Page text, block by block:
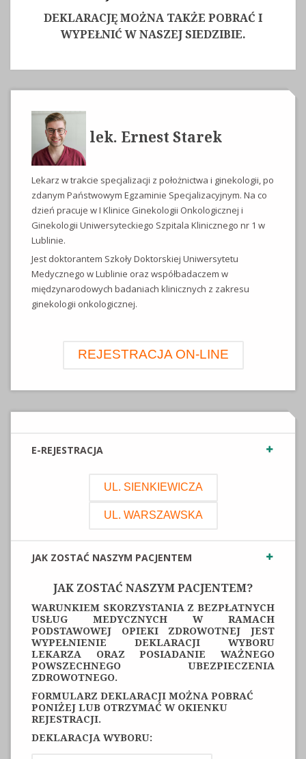
DEKLARACJĘ MOŻNA TAKŻE POBRAĆ I
WYPEŁNIĆ W NASZEJ SIEDZIBIE.
lek. Ernest Starek
Lekarz w trakcie specjalizacji z położnictwa i ginekologii, po
zdanym Państwowym Egzaminie Specjalizacyjnym. Na co
dzień pracuje w I Klinice Ginekologii Onkologicznej i
Ginekologii Uniwersyteckiego Szpitala Klinicznego nr 1 w
Lublinie.
Jest doktorantem Szkoły Doktorskiej Uniwersytetu
Medycznego w Lublinie oraz współbadaczem w
międzynarodowych badaniach klinicznych z zakresu
ginekologii onkologicznej.
REJESTRACJA ON-LINE
E-REJESTRACJA
UL. SIENKIEWICZA
UL. WARSZAWSKA
JAK ZOSTAĆ NASZYM PACJENTEM
JAK ZOSTAĆ NASZYM PACJENTEM?
WARUNKIEM SKORZYSTANIA Z BEZPŁATNYCH
USŁUG MEDYCZNYCH W RAMACH
PODSTAWOWEJ OPIEKI ZDROWOTNEJ JEST
WYPEŁNIENIE DEKLARACJI WYBORU
LEKARZA ORAZ POSIADANIE WAŻNEGO
POWSZECHNEGO UBEZPIECZENIA
ZDROWOTNEGO.
FORMULARZ DEKLARACJI MOŻNA POBRAĆ
PONIŻEJ LUB OTRZYMAĆ W OKIENKU
REJESTRACJI.
DEKLARACJA WYBORU: